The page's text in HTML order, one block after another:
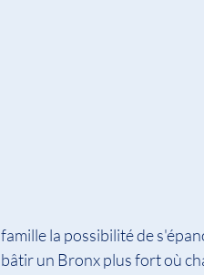
famille la possibilité de
bâtir un Bronx plus fort où